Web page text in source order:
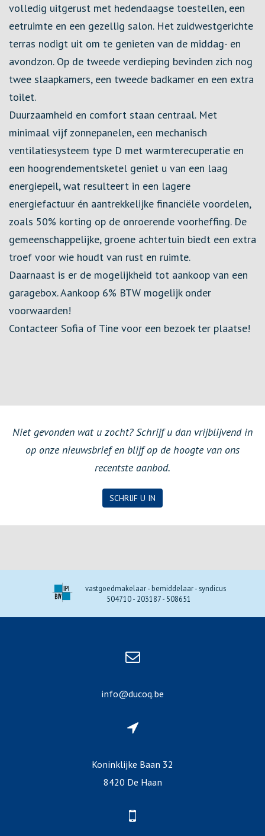
volledig uitgerust met hedendaagse toestellen, een
eetruimte en een gezellig salon. Het zuidwestgerichte
terras nodigt uit om te genieten van de middag- en
avondzon. Op de tweede verdieping bevinden zich nog
twee slaapkamers, een tweede badkamer en een extra
toilet.
Duurzaamheid en comfort staan centraal. Met
minimaal vijf zonnepanelen, een mechanisch
ventilatiesysteem type D met warmterecuperatie en
een hoogrendementsketel geniet u van een laag
energiepeil, wat resulteert in een lagere
energiefactuur én aantrekkelijke financiële voordelen,
zoals 50% korting op de onroerende voorheffing. De
gemeenschappelijke, groene achtertuin biedt een extra
troef voor wie houdt van rust en ruimte.
Daarnaast is er de mogelijkheid tot aankoop van een
garagebox. Aankoop 6% BTW mogelijk onder
voorwaarden!
Contacteer Sofia of Tine voor een bezoek ter plaatse!
Niet gevonden wat u zocht? Schrijf u dan vrijblijvend in
op onze nieuwsbrief en blijf op de hoogte van ons
recentste aanbod.
SCHRIJF U IN
vastgoedmakelaar - bemiddelaar - syndicus
504710 - 203187 - 508651
info@ducoq.be
Koninklijke Baan 32
8420 De Haan